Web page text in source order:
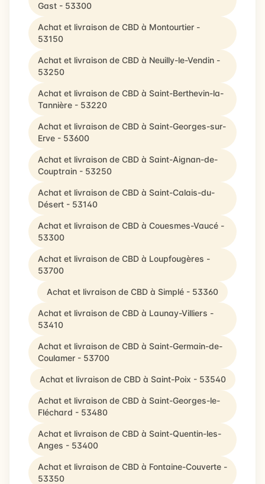
Gast - 53300
Achat et livraison de CBD à Montourtier -
53150
Achat et livraison de CBD à Neuilly-le-Vendin -
53250
Achat et livraison de CBD à Saint-Berthevin-la-
Tannière - 53220
Achat et livraison de CBD à Saint-Georges-sur-
Erve - 53600
Achat et livraison de CBD à Saint-Aignan-de-
Couptrain - 53250
Achat et livraison de CBD à Saint-Calais-du-
Désert - 53140
Achat et livraison de CBD à Couesmes-Vaucé -
53300
Achat et livraison de CBD à Loupfougères -
53700
Achat et livraison de CBD à Simplé - 53360
Achat et livraison de CBD à Launay-Villiers -
53410
Achat et livraison de CBD à Saint-Germain-de-
Coulamer - 53700
Achat et livraison de CBD à Saint-Poix - 53540
Achat et livraison de CBD à Saint-Georges-le-
Fléchard - 53480
Achat et livraison de CBD à Saint-Quentin-les-
Anges - 53400
Achat et livraison de CBD à Fontaine-Couverte -
53350